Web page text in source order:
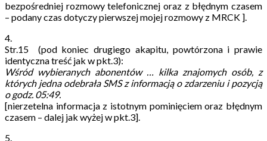
bezpośredniej rozmowy telefonicznej oraz z błędnym czasem
– podany czas dotyczy pierwszej mojej rozmowy z MRCK ].
4.
Str.15 (pod koniec drugiego akapitu, powtórzona i prawie
identyczna treść jak w pkt.3):
Wśród wybieranych abonentów … kilka znajomych osób, z
których jedna odebrała SMS z informacją o zdarzeniu i pozycją
o godz. 05:49.
[nierzetelna informacja z istotnym pominięciem oraz błędnym
czasem – dalej jak wyżej w pkt.3].
5.